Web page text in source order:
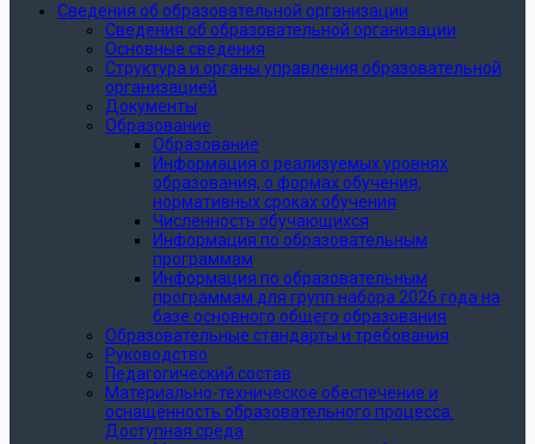
Сведения об образовательной организации
Сведения об образовательной организации
Основные сведения
Структура и органы управления образовательной
организацией
Документы
Образование
Образование
Информация о реализуемых уровнях
образования, о формах обучения,
нормативных сроках обучения
Численность обучающихся
Информация по образовательным
программам
Информация по образовательным
программам для групп набора 2026 года на
базе основного общего образования
Образовательные стандарты и требования
Руководство
Педагогический состав
Материально-техническое обеспечение и
оснащённость образовательного процесса.
Доступная среда